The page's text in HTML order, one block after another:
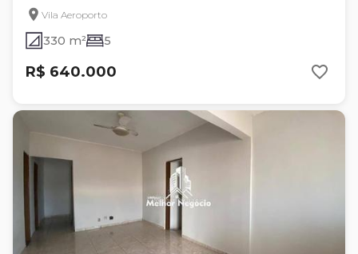
Vila Aeroporto
330 m² 5
R$ 640.000